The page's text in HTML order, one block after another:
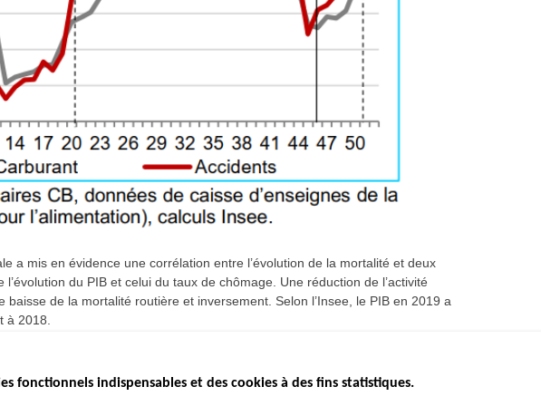
a mis en évidence une corrélation entre l’évolution de la mortalité et deux
du PIB et celui du taux de chômage. Une réduction de l’activité
baisse de la mortalité routière et inversement. Selon l’Insee, le PIB en 2019 a
à 2018.
fonctionnels indispensables et des cookies à des fins statistiques.